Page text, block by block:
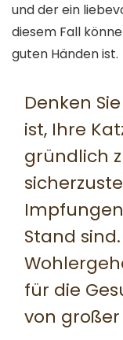
und der ein
diesem Fall
guten Händen ist.
Denken
ist, Ihre
gründlich
Stand
für die
von